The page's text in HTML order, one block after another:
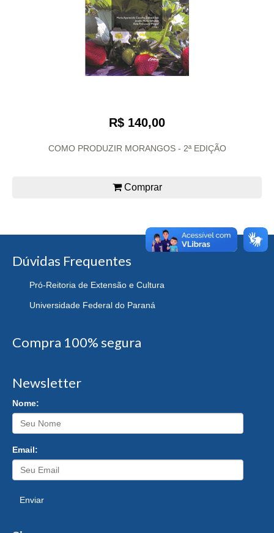
R$ 140,00
COMO PRODUZIR MORANGOS - 2ª EDIÇÃO
Comprar
Dúvidas Frequentes
Pró-Reitoria de Extensão e Cultura
Universidade Federal do Paraná
Compra 100% segura
Newsletter
Nome:
Email:
Enviar